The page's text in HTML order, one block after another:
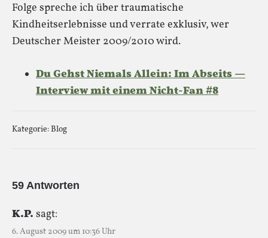
Folge spreche ich über traumatische
Kindheitserlebnisse und verrate exklusiv, wer
Deutscher Meister 2009/2010 wird.
Du Gehst Niemals Allein:Im Abseits —
Interview mit einem Nicht-Fan #8
Kategorie:Blog
59 Antworten
K.P. sagt:
6. August 2009 um 10:36 Uhr